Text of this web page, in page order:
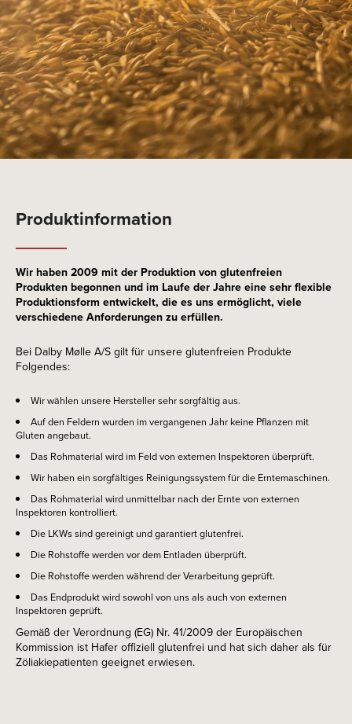
Produktinformation
Wir haben 2009 mit der Produktion von glutenfreien
Produkten begonnen und im Laufe der Jahre eine sehr flexible
Produktionsform entwickelt, die es uns ermöglicht, viele
verschiedene Anforderungen zu erfüllen.
Bei Dalby Mølle A/S gilt für unsere glutenfreien Produkte
Folgendes:
Wir wählen unsere Hersteller sehr sorgfältig aus.
Auf den Feldern wurden im vergangenen Jahr keine Pflanzen mit
Gluten angebaut.
Das Rohmaterial wird im Feld von externen Inspektoren überprüft.
Wir haben ein sorgfältiges Reinigungssystem für die Erntemaschinen.
Das Rohmaterial wird unmittelbar nach der Ernte von externen
Inspektoren kontrolliert.
Die LKWs sind gereinigt und garantiert glutenfrei.
Die Rohstoffe werden vor dem Entladen überprüft.
Die Rohstoffe werden während der Verarbeitung geprüft.
Das Endprodukt wird sowohl von uns als auch von externen
Inspektoren geprüft.
Gemäß der Verordnung (EG) Nr. 41/2009 der Europäischen
Kommission ist Hafer offiziell glutenfrei und hat sich daher als für
Zöliakiepatienten geeignet erwiesen.